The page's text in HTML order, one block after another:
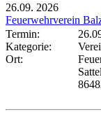
26.09. 2026
Feuerwehrverein
Termin:
Kategorie:
Ort: